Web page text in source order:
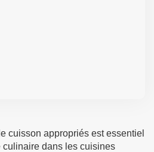
cuisson appropriés est essentiel
culinaire dans les cuisines